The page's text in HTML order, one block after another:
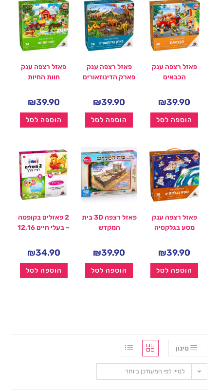
פאזל רצפה ענק
הכבאים
₪39.90
הוספה לסל
פאזל רצפה ענק
פארק הדינוזאורים
₪39.90
הוספה לסל
פאזל רצפה ענק
חוות החיות
₪39.90
הוספה לסל
פאזל רצפה ענק
מסע בגלקסיה
₪39.90
הוספה לסל
פאזל רצפה 3D בית
המקדש
₪39.90
הוספה לסל
2 פאזלים בקופסה
– בעלי חיים 12,16
₪34.90
הוספה לסל
סינון
למיין לפי המעודכן ביותר